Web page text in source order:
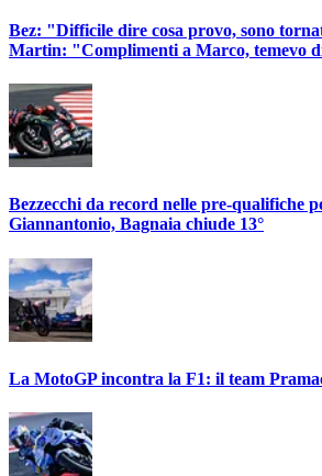
Bez: "Difficile dire cosa provo, sono
Martin: "Complimenti a Marco, temevo
Bezzecchi da record nelle pre-qualifiche
Giannantonio, Bagnaia chiude 13°
La MotoGP incontra la F1: il team